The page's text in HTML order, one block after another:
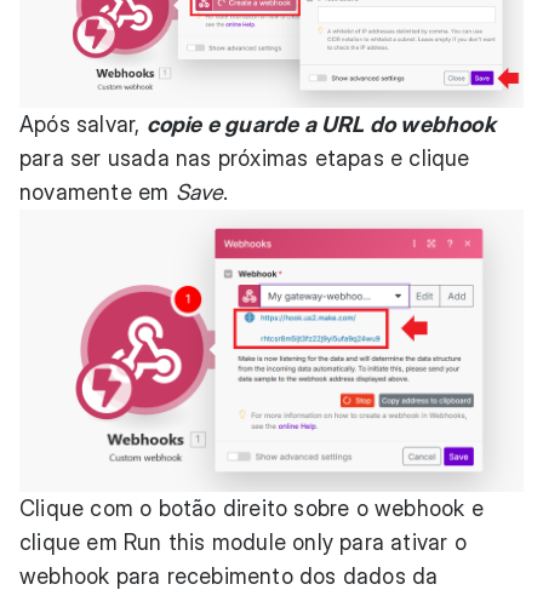
Após salvar, copie e guarde a URL do webhook
para ser usada nas próximas etapas e clique
novamente em Save.
Clique com o botão direito sobre o webhook e
clique em Run this module only para ativar o
webhook para recebimento dos dados da